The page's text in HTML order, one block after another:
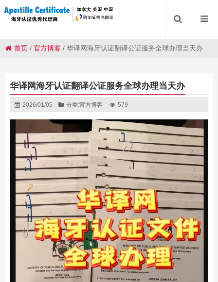
首页 /官方博客 /华译网海牙认证翻译公证服务全球办理当天办
华译网海牙认证翻译公证服务全球办理当天办
2026/01/05 分类:官方博客 579